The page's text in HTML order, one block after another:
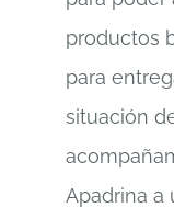
productos
para
situación
Apadrina a